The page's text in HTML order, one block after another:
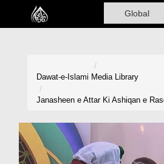
Home
Volunteer Portal
Dawat-e-Islami Media Library
Janasheen e Attar Ki Ashiqan e